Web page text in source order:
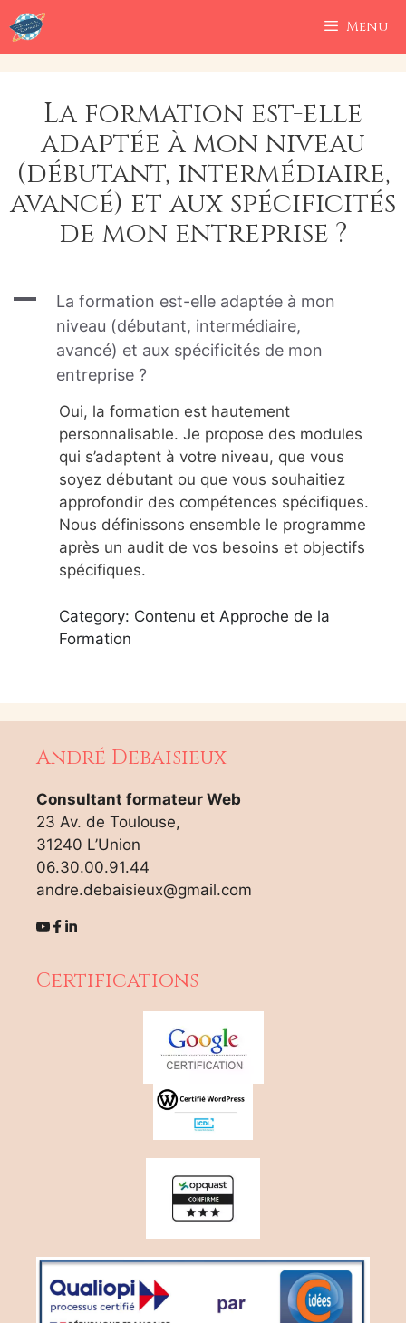
Aller
au
contenu
Menu
La formation est-elle
adaptée à mon niveau
(débutant, intermédiaire,
avancé) et aux spécificités
de mon entreprise ?
A
La formation est-elle adaptée à mon
niveau (débutant, intermédiaire,
avancé) et aux spécificités de mon
entreprise ?
Oui, la formation est hautement
personnalisable. Je propose des modules
qui s’adaptent à votre niveau, que vous
soyez débutant ou que vous souhaitiez
approfondir des compétences spécifiques.
Nous définissons ensemble le programme
après un audit de vos besoins et objectifs
spécifiques.
Category: Contenu et Approche de la
Formation
André Debaisieux
Consultant formateur Web
23 Av. de Toulouse,
31240 L’Union
06.30.00.91.44
andre.debaisieux@gmail.com
Certifications